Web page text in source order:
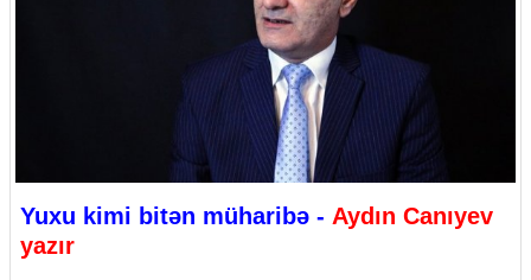
Yuxu kimi bitən müharibə - Aydın Canıyev
yazır